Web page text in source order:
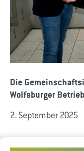
Die
Wolfsburger
2. September 2025